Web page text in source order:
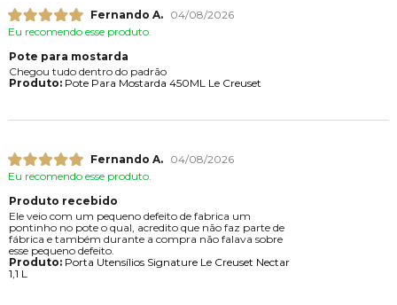
Fernando A.
04/08/2026
Eu recomendo esse produto.
Pote para mostarda
Chegou tudo dentro do padrão
Produto:Pote Para Mostarda 450ML Le Creuset
Fernando A.
04/08/2026
Eu recomendo esse produto.
Produto recebido
Ele veio com um pequeno defeito de fabrica um
pontinho no pote o qual, acredito que não faz parte de
fábrica e também durante a compra não falava sobre
esse pequeno defeito.
Produto:Porta Utensílios Signature Le Creuset Nectar
1,1 L